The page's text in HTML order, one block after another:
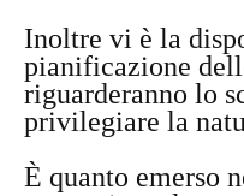
Inoltre vi è la
pianificazione
riguarderanno lo
privilegiare la
È quanto emerso